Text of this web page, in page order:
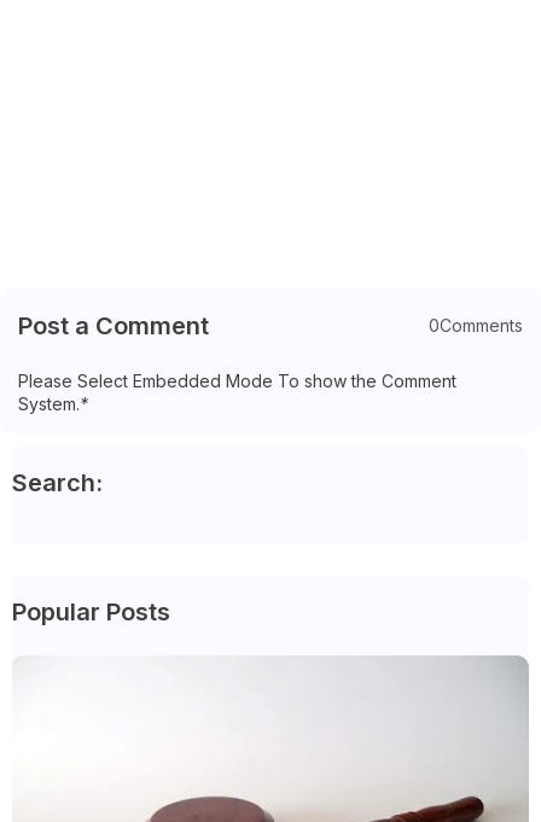
Post a Comment 0Comments
Please Select Embedded Mode To show the Comment
System.*
Search:
Popular Posts